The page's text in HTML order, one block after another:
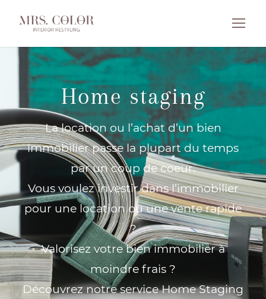
Home staging
La location ou l’achat d’un bien
immobilier passe la plupart du temps
par un coup de coeur.
Vous voulez investir dans l’immobilier
pour une location ou une vente rapide
?
Valorisez votre bien immobilier à
moindre frais ?
Découvrez notre service Home Staging